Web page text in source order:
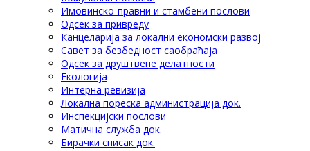
Имовинско-правни и стамбени послови
Одсек за привреду
Канцеларија за локални економски развој
Савет за безбедност саобраћаја
Одсек за друштвене делатности
Eкологија
Интерна ревизија
Локална пореска администрација док.
Инспекцијски послови
Матична служба док.
Бирачки списак док.